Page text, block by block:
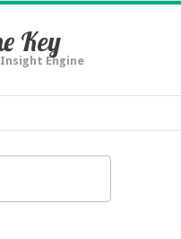
Key
Engine